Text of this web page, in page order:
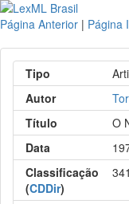
Página Anterior | Página
Tipo
Autor
Título
O
Data
Classificação
(CDDir)